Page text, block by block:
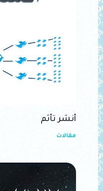
أنشر تأثم
مقالات